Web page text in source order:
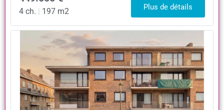
4 ch. 197 m2 Plus de détails